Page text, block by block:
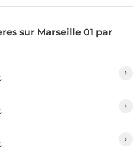
sur Marseille 01 par